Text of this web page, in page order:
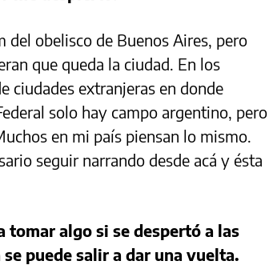
del obelisco de Buenos Aires, pero
que queda la ciudad. En los
ciudades extranjeras en donde
solo hay campo argentino, pero
en mi país piensan lo mismo.
seguir narrando desde acá y ésta
tomar algo si se despertó a las
puede salir a dar una vuelta.